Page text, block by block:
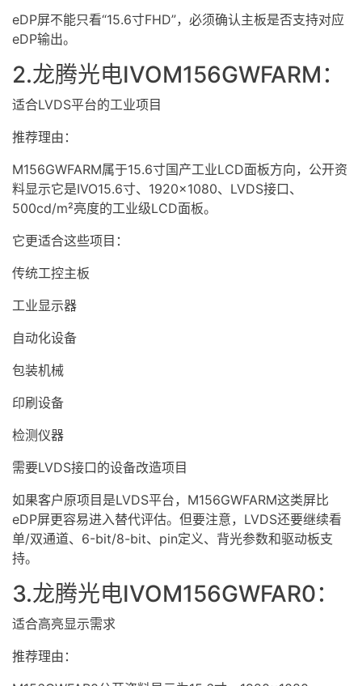
eDP屏不能只看“15.6寸FHD”，必须确认主板是否支持对应
eDP输出。
2.龙腾光电IVOM156GWFARM：
适合LVDS平台的工业项目
推荐理由：
M156GWFARM属于15.6寸国产工业LCD面板方向，公开资
料显示它是IVO15.6寸、1920×1080、LVDS接口、
500cd/m²亮度的工业级LCD面板。
它更适合这些项目：
传统工控主板
工业显示器
自动化设备
包装机械
印刷设备
检测仪器
需要LVDS接口的设备改造项目
如果客户原项目是LVDS平台，M156GWFARM这类屏比
eDP屏更容易进入替代评估。但要注意，LVDS还要继续看
单/双通道、6-bit/8-bit、pin定义、背光参数和驱动板支
持。
3.龙腾光电IVOM156GWFAR0：
适合高亮显示需求
推荐理由：